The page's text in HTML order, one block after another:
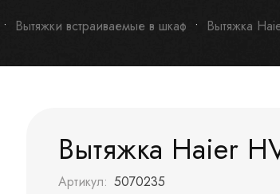
Вытяжки встраиваемые в шкаф Вытяжка
Вытяжка Haier
Артикул: 5070235